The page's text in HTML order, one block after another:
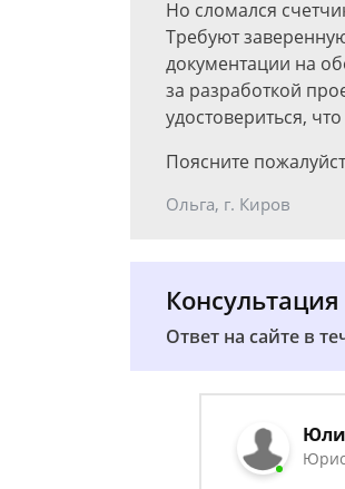
Но сломался
Требуют
документации на
за разработкой
удостовериться,
Поясните
Ольга, г. Киров
Ответ на сайте в